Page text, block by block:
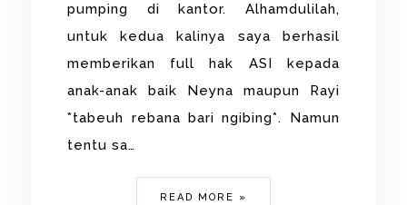
pumping di kantor. Alhamdulilah,
untuk kedua kalinya saya berhasil
memberikan full hak ASI kepada
anak-anak baik Neyna maupun Rayi
*tabeuh rebana bari ngibing*. Namun
tentu sa…
READ MORE »